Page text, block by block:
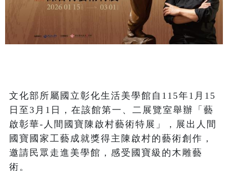
文化部所屬國立彰化生活美學館自115年1月15
日至3月1日，在該館第一、二展覽室舉辦「藝
啟彰華-人間國寶陳啟村藝術特展」，展出人間
國寶國家工藝成就獎得主陳啟村的藝術創作，
邀請民眾走進美學館，感受國寶級的木雕藝
術。